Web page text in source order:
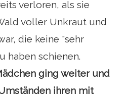
verloren, als sie
voller Unkraut und
die keine "sehr
haben schienen.
ging weiter und
ihren mit